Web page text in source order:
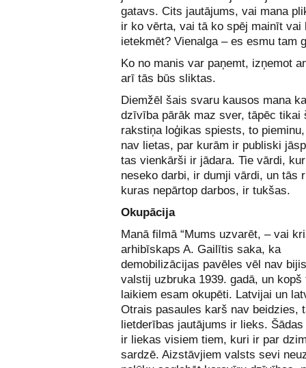
gatavs. Cits jautājums, vai mana
ir ko vērta, vai tā ko spēj mainīt vai
ietekmēt? Vienalga – es esmu tam
Ko no manis var paņemt, izņemot
arī tās būs sliktas.
Diemžēl šais svaru kausos mana
dzīvība pārāk maz sver, tāpēc tikai
rakstiņa loģikas spiests, to
nav lietas, par kurām ir publiski
tas vienkārši ir jādara. Tie vārdi,
neseko darbi, ir dumji vārdi, un tās
kuras nepārtop darbos, ir tukšas.
Okupācija
Manā filmā “Mums uzvarēt, – vai
arhibīskaps A. Gailītis saka, ka
demobilizācijas pavēles vēl nav
valstij uzbruka 1939. gadā, un kopš
laikiem esam okupēti. Latvijai un
Otrais pasaules karš nav beidzies,
lietderības jautājums ir lieks. Šādas
ir liekas visiem tiem, kuri ir par
sardzē. Aizstāvjiem valsts sevi